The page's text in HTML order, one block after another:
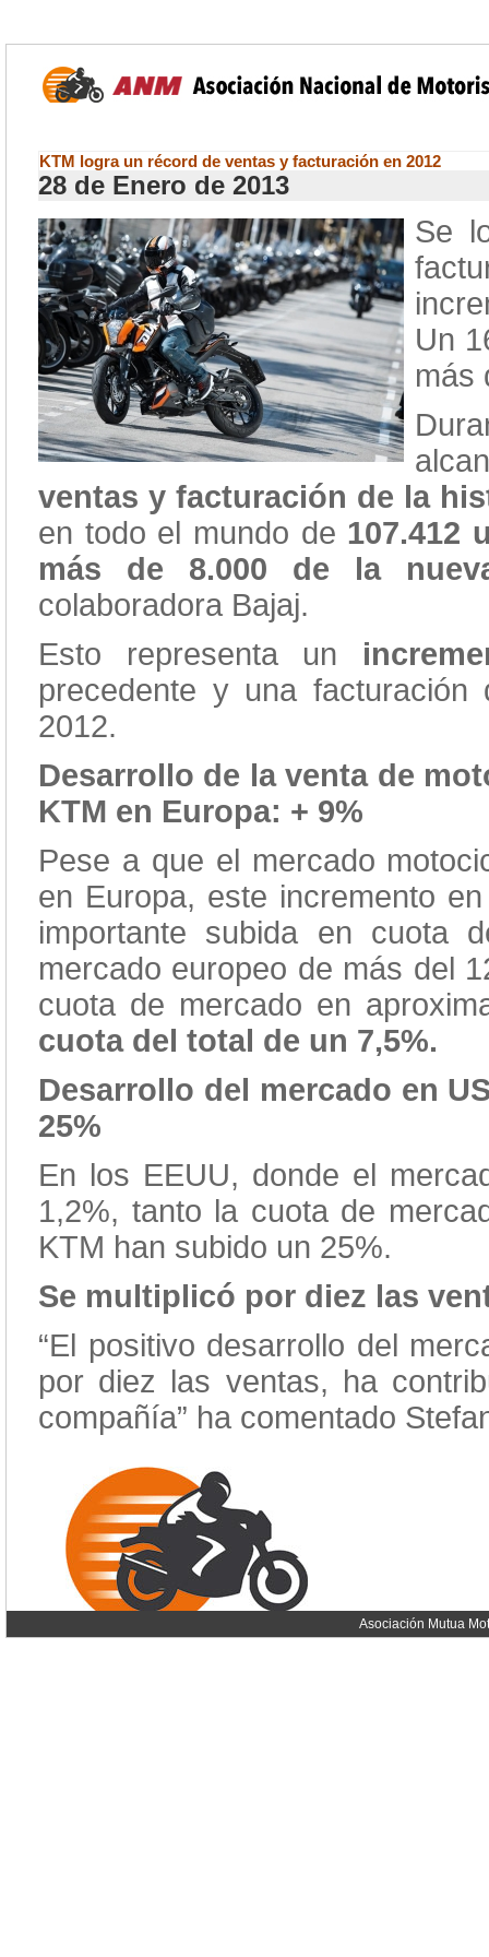
KTM logra un récord de ventas y facturación en 2012
28 de Enero de 2013
Se
Un
más
ventas y facturación de la
en todo el mundo de 107.412
más de 8.000 de la
colaboradora Bajaj.
Esto representa un
precedente y una
2012.
Desarrollo de la venta de
KTM en Europa: + 9%
Pese a que el mercado
en Europa, este incremento
importante subida en cuota
mercado europeo de más del
cuota de mercado en
cuota del total de un 7,5%.
Desarrollo del mercado en
25%
En los EEUU, donde el
1,2%, tanto la cuota de
KTM han subido un 25%.
Se multiplicó por diez las
“El positivo desarrollo del
por diez las ventas, ha
compañía” ha comentado
Asociación Mutua